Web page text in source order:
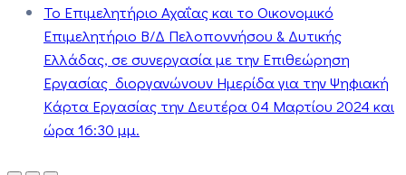
Το Επιμελητήριο Αχαΐας και το Οικονομικό
Επιμελητήριο Β/Δ Πελοποννήσου & Δυτικής
Ελλάδας, σε συνεργασία με την Επιθεώρηση
Εργασίας διοργανώνουν Ημερίδα για την Ψηφιακή
Κάρτα Εργασίας την Δευτέρα 04 Μαρτίου 2024 και
ώρα 16:30 μμ.